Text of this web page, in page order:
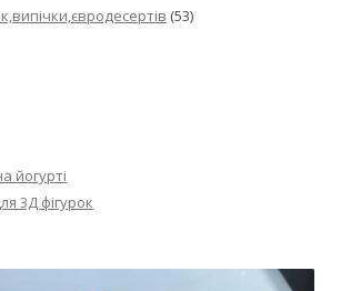
(53)
йогурті
3Д фігурок